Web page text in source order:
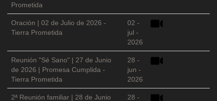
Prometida
Oración | 02 de Julio de 2026 -
Tierra Prometida
02 -
jul -
2026
Reunión "Sé Sano" | 27 de Junio
de 2026 | Promesa Cumplida -
Tierra Prometida
28 -
jun -
2026
2ª Reunión familiar | 28 de Junio 28 -